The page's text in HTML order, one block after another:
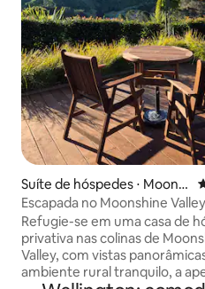
Suíte de hóspedes ⋅ Moons
hine Valley
Escapada no Moonshine Valley
Refugie-se em uma casa de
privativa nas colinas de
Valley, com vistas
ambiente rural tranquilo, a